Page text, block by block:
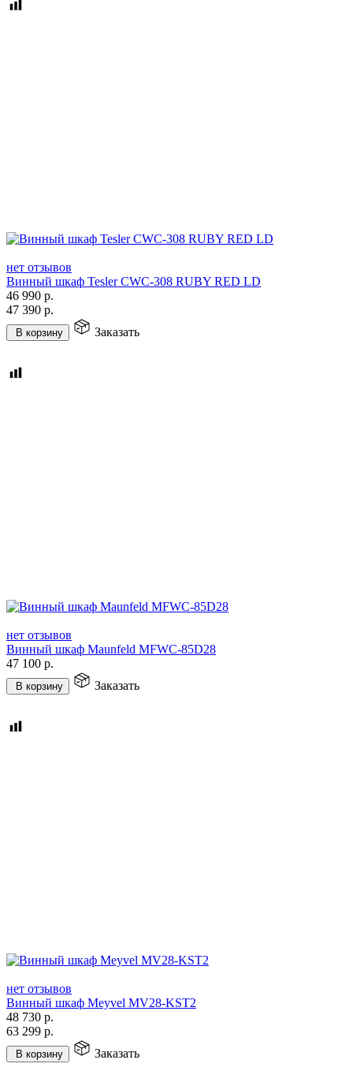
нет отзывов
Винный шкаф Tesler CWC-308 RUBY RED LD
46 990 р.
47 390 р.
В корзину Заказать
нет отзывов
Винный шкаф Maunfeld MFWC-85D28
47 100 р.
В корзину Заказать
нет отзывов
Винный шкаф Meyvel MV28-KST2
48 730 р.
63 299 р.
В корзину Заказать